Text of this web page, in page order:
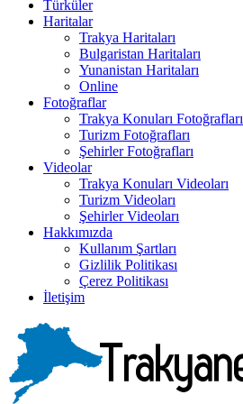
Türküler
Haritalar
Trakya Haritaları
Bulgaristan Haritaları
Yunanistan Haritaları
Online
Fotoğraflar
Trakya Konuları Fotoğrafları
Turizm Fotoğrafları
Şehirler Fotoğrafları
Videolar
Trakya Konuları Videoları
Turizm Videoları
Şehirler Videoları
Hakkımızda
Kullanım Şartları
Gizlilik Politikası
Çerez Politikası
İletişim